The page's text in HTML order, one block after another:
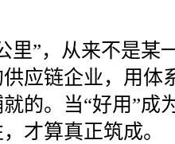
里”，从来不是某
应链企业，用体
的。当“好用”成
才算真正筑成。